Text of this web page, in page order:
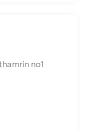
no1